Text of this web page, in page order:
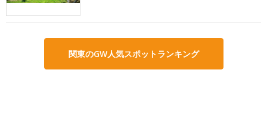
関東のGW人気スポットランキング